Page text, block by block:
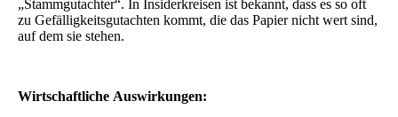
„Stammgutachter“. In Insiderkreisen ist bekannt, dass es so oft
zu Gefälligkeitsgutachten kommt, die das Papier nicht wert sind,
auf dem sie stehen.
Wirtschaftliche Auswirkungen: